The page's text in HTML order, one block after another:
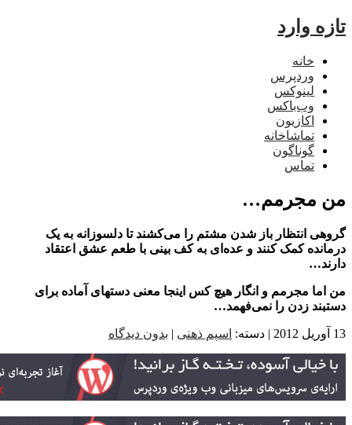
وارد
خانه
وردپرس
لینوکس
وب‌باکس
اکازیون
تماشاخانه
گوناگون
تماس
مجرمم…
انتظار باز شدن مشتم را می‌کشند تا دلسوزانه به یک
کمک کنند و عده‌ای به کف بینی با طعم عشق اعتقاد
مجرمم و انگار هیچ کس اینجا معنی دستهای آماده برای
زدن را نمی‌فهمد…
اسپم ذهنی|بدون دیدگاه